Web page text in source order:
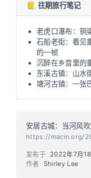
📒 往期旅行笔记
老虎口瀑布：铜
石船老街：看见
的一帧
沉醉在乡音里的
东溪古镇：山水
塘河古镇：一张
安居古城：当河风
https://macin.org/
作者 Shirley Lee
发布于 2022年7月18